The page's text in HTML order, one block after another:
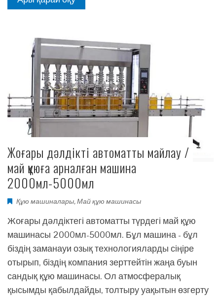
Жоғары дәлдікті автоматты майлау /
май құюға арналған машина
2000мл-5000мл
Құю машиналары,Май құю машинасы
Жоғары дәлдіктегі автоматты түрдегі май құю
машинасы 2000мл-5000мл. Бұл машина - бұл
біздің заманауи озық технологияларды сіңіре
отырып, біздің компания зерттейтін жаңа буын
сандық құю машинасы. Ол атмосфералық
қысымды қабылдайды, толтыру уақытын өзгерту